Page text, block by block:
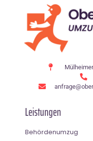
Leistungen
Behördenumzug